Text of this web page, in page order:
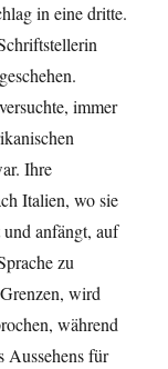
in eine dritte.
immer
Ihre
Italien, wo sie
anfängt, auf
zu
wird
während
Aussehens für